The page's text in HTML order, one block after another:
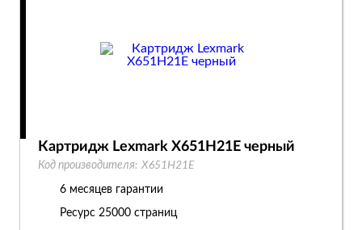
Картридж Lexmark X651H21E черный
Код производителя: X651H21E
6 месяцев гарантии
Ресурс 25000 страниц